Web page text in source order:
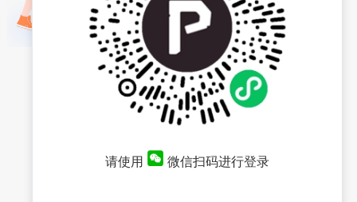
请使用 微信扫码进行登录